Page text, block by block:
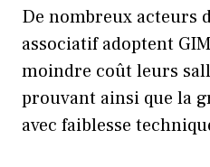
De nombreux acteurs
associatif adoptent
moindre coût leurs
prouvant ainsi que la
avec faiblesse